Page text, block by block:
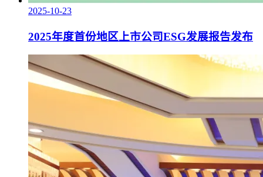
2025-10-23
2025年度首份地区上市公司ESG发展报告发布